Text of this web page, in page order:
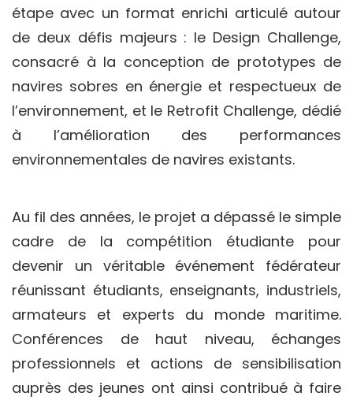
étape avec un format enrichi articulé autour
de deux défis majeurs : le Design Challenge,
consacré à la conception de prototypes de
navires sobres en énergie et respectueux de
l’environnement, et le Retrofit Challenge, dédié
à l’amélioration des performances
environnementales de navires existants.
Au fil des années, le projet a dépassé le simple
cadre de la compétition étudiante pour
devenir un véritable événement fédérateur
réunissant étudiants, enseignants, industriels,
armateurs et experts du monde maritime.
Conférences de haut niveau, échanges
professionnels et actions de sensibilisation
auprès des jeunes ont ainsi contribué à faire